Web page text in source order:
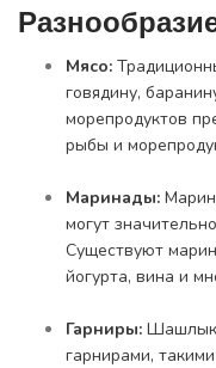
Мясо:
говядину,
морепродуктов
рыбы и
Маринады:
могут
Существуют
йогурта, вина и
Гарниры: Шашлык
гарнирами,